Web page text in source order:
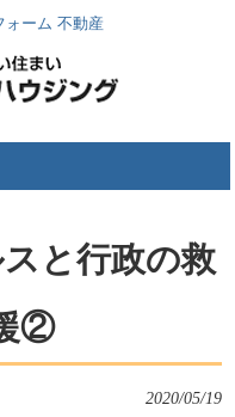
ォーム 不動産
と行政の救
②
2020/05/19